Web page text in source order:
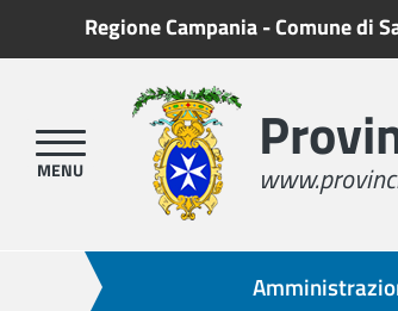
Regione Campania-Comune di